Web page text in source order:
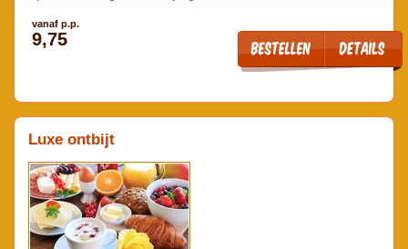
vanaf p.p.
9,75
Luxe ontbijt